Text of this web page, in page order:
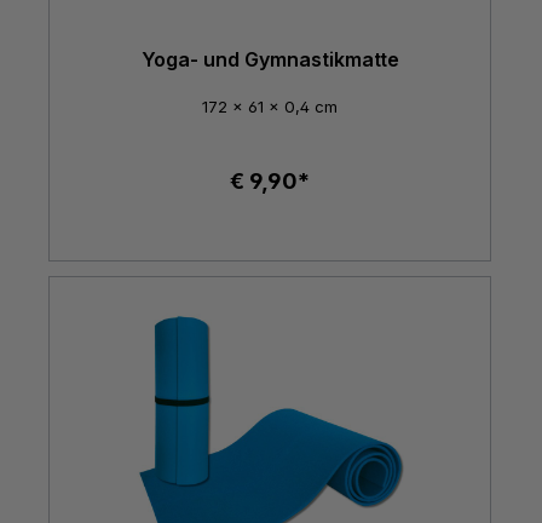
Yoga- und Gymnastikmatte
172 x 61 x 0,4 cm
€ 9,90*